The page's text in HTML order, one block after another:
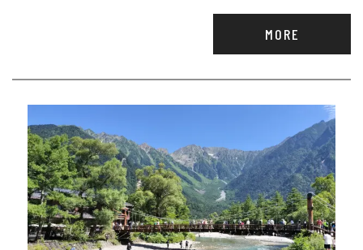
MORE